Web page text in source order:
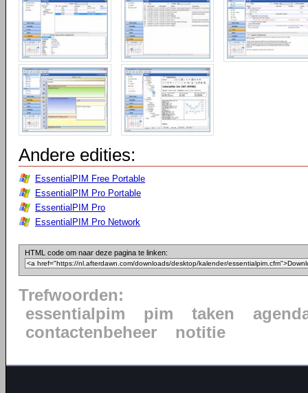
Andere edities:
EssentialPIM Free Portable
EssentialPIM Pro Portable
EssentialPIM Pro
EssentialPIM Pro Network
HTML code om naar deze pagina te linken:
Trefwoorden:
essentialpim
pim taken
contactenbeheer
notitie